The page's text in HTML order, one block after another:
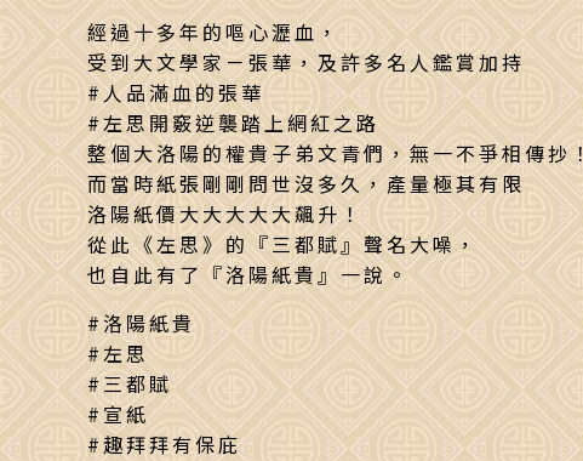
經過十多年的嘔心瀝血，
受到大文學家－張華，及許多名人鑑賞加持
#人品滿血的張華
#左思開竅逆襲踏上網紅之路
整個大洛陽的權貴子弟文青們，無一不爭相傳抄！
而當時紙張剛剛問世沒多久，產量極其有限
洛陽紙價大大大大大飆升！
從此《左思》的『三都賦』聲名大噪，
也自此有了『洛陽紙貴』一說。
#洛陽紙貴
#左思
#三都賦
#宣紙
#趣拜拜有保庇